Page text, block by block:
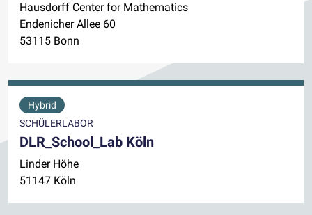
Hausdorff Center for Mathematics
Endenicher Allee 60
53115 Bonn
Hybrid
SCHÜLERLABOR
DLR_School_Lab Köln
Linder Höhe
51147 Köln